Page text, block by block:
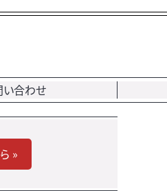
い合わせ
»